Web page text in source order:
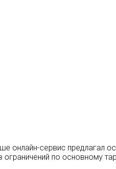
сервис предлагал
ограничений по основному